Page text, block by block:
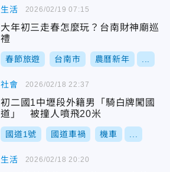
生活
大年初三走春怎麼玩？台南財神廟巡
禮
春節旅遊 台南市 農曆新年
2026/02/19 07:15
社會
初二國1中壢段外籍男「騎白牌闖國
道」 被撞人噴飛20米
國道1號 國道車禍 機車
2026/02/18 22:37
生活 2026/02/18 20:20